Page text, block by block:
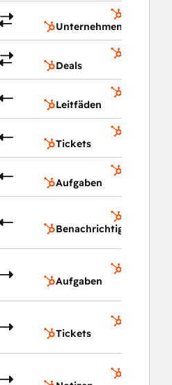
Unternehmen
Deals
Leitfäden
Tickets
Aufgaben
Benachrichtigungen
Aufgaben
Tickets